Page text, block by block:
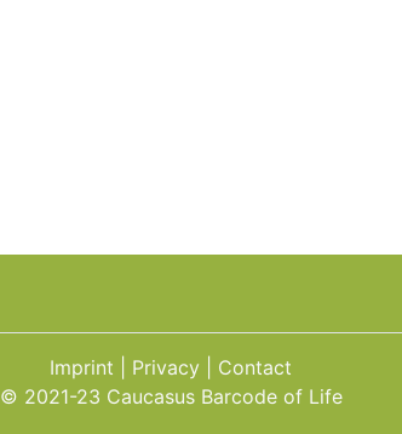
Imprint Privacy
Contact
© 2021-23 Caucasus Barcode of Life